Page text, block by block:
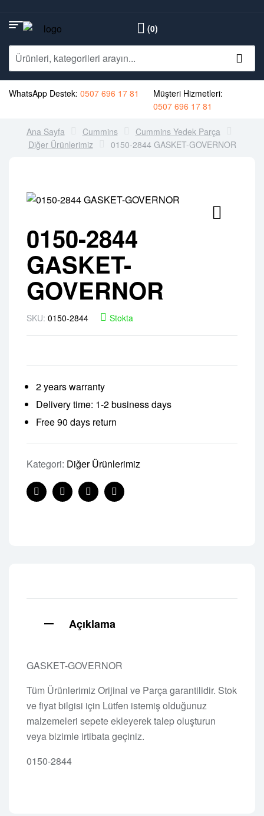
(0)
WhatsApp Destek: 0507 696 17 81
Müşteri Hizmetleri:
0507 696 17 81
Ana Sayfa Cummins
Cummins Yedek Parça
Diğer Ürünlerimiz
0150-2844 GASKET-GOVERNOR
0150-2844
GASKET-
GOVERNOR
SKU: 0150-2844 Stokta
2 years warranty
Delivery time: 1-2 business days
Free 90 days return
Kategori: Diğer Ürünlerimiz
FacebookTwitterLinkedinPinterest
Açıklama
GASKET-GOVERNOR
Tüm Ürünlerimiz Orijinal ve Parça garantilidir. Stok
ve fiyat bilgisi için Lütfen istemiş olduğunuz
malzemeleri sepete ekleyerek talep oluşturun
veya bizimle irtibata geçiniz.
0150-2844